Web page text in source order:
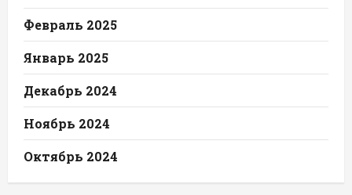
Февраль 2025
Январь 2025
Декабрь 2024
Ноябрь 2024
Октябрь 2024